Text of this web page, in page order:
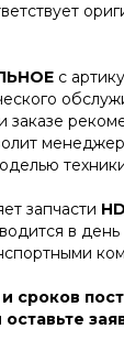
с
заказе
запчасти
в
сроков